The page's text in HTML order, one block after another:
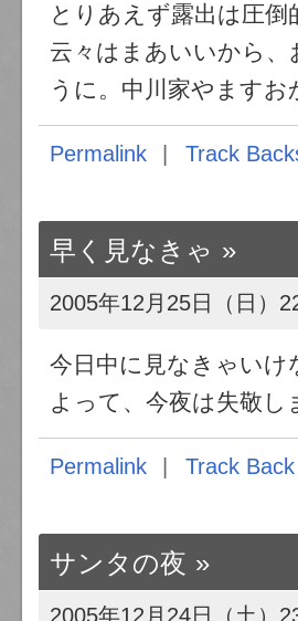
とりあえず露出は圧
云々はまあいいから
うに。中川家やます
Permalink Track
早く見なきゃ
2005年12月25日（日）
今日中に見なきゃい
よって、今夜は失敬し
Permalink Track Back
サンタの夜
2005年12月24日（土）